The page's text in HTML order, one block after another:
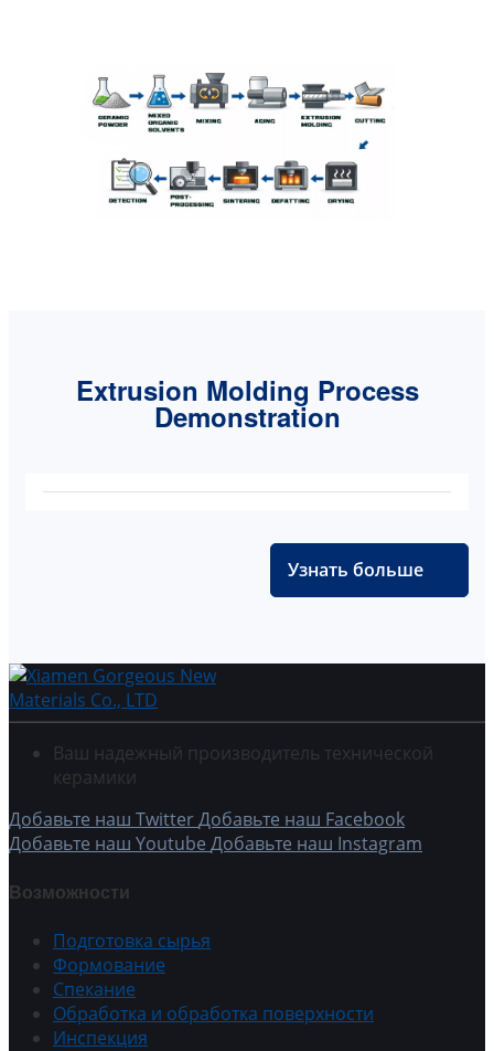
Extrusion Molding Process
Demonstration
Узнать больше
Ваш надежный производитель технической
керамики
Добавьте наш TwitterДобавьте наш Facebook
Добавьте наш Youtube Добавьте наш Instagram
Возможности
Подготовка сырья
Формование
Спекание
Обработка и обработка поверхности
Инспекция